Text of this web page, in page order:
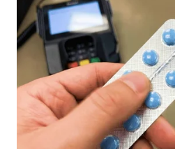
WN
NUSANTARA
WN
JOGJA
WN
JATIM